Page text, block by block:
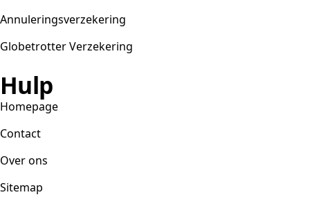
Annuleringsverzekering
Globetrotter Verzekering
Hulp
Homepage
Contact
Over ons
Sitemap